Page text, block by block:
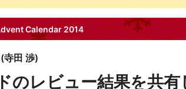
Calendar 2014
(寺田 渉)
のレビュー結果を共有